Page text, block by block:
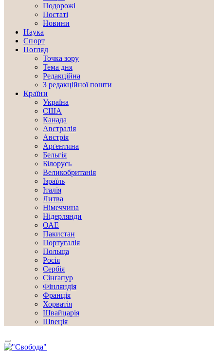
Подорожі
Постаті
Новини
Наука
Спорт
Погляд
Точка зору
Тема дня
Редакційна
З редакційної пошти
Країни
Україна
США
Канада
Австралія
Австрія
Арґентина
Бельгія
Білорусь
Великобританія
Ізраїль
Італія
Литва
Німеччина
Нідерлянди
ОАЕ
Пакистан
Португалія
Польща
Росія
Сербія
Сінґапур
Фінляндія
Франція
Хорватія
Швайцарія
Швеція